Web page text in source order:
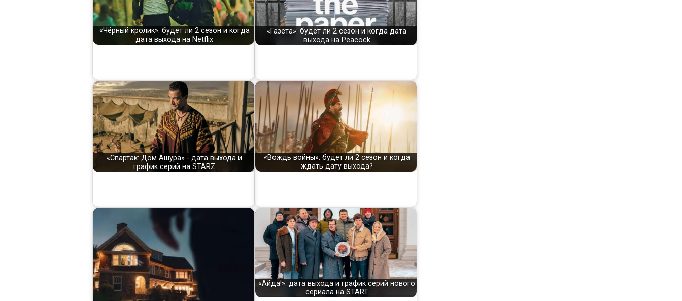
«Чёрный кролик»: будет ли 2 сезон и когда
дата выхода на Netflix
«Газета»: будет ли 2 сезон и когда дата
выхода на Peacock
«Спартак: Дом Ашура» - дата выхода и
график серий на STARZ
«Вождь войны»: будет ли 2 сезон и когда
ждать дату выхода?
«Айда!»: дата выхода и график серий нового
сериала на START